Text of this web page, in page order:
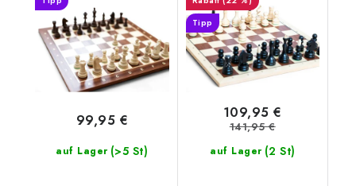
auf Lager (>5 St)
99,95 €
Tipp
auf Lager (2 St)
109,95 €
141,95 €